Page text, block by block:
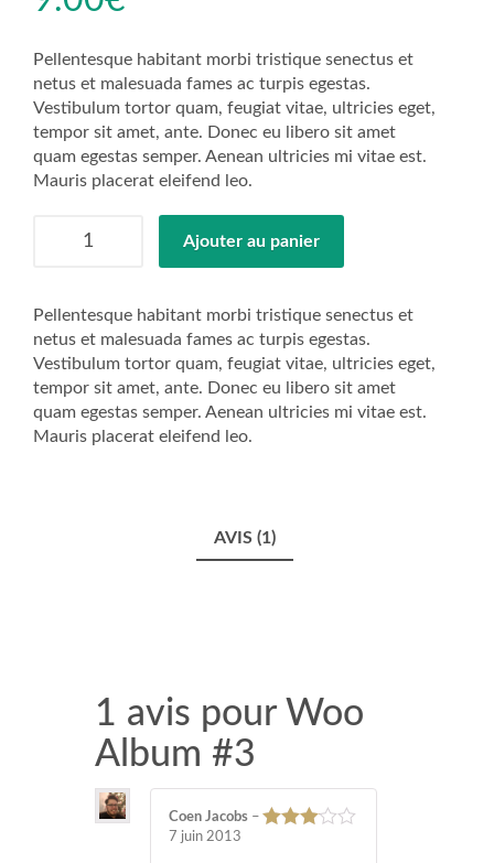
Pellentesque habitant morbi tristique senectus et
netus et malesuada fames ac turpis egestas.
Vestibulum tortor quam, feugiat vitae, ultricies eget,
tempor sit amet, ante. Donec eu libero sit amet
quam egestas semper. Aenean ultricies mi vitae est.
Mauris placerat eleifend leo.
#3
Ajouter au panier
Pellentesque habitant morbi tristique senectus et
netus et malesuada fames ac turpis egestas.
Vestibulum tortor quam, feugiat vitae, ultricies eget,
tempor sit amet, ante. Donec eu libero sit amet
quam egestas semper. Aenean ultricies mi vitae est.
Mauris placerat eleifend leo.
AVIS (1)
1 avis pour Woo
Album #3
Coen Jacobs –
7 juin 2013